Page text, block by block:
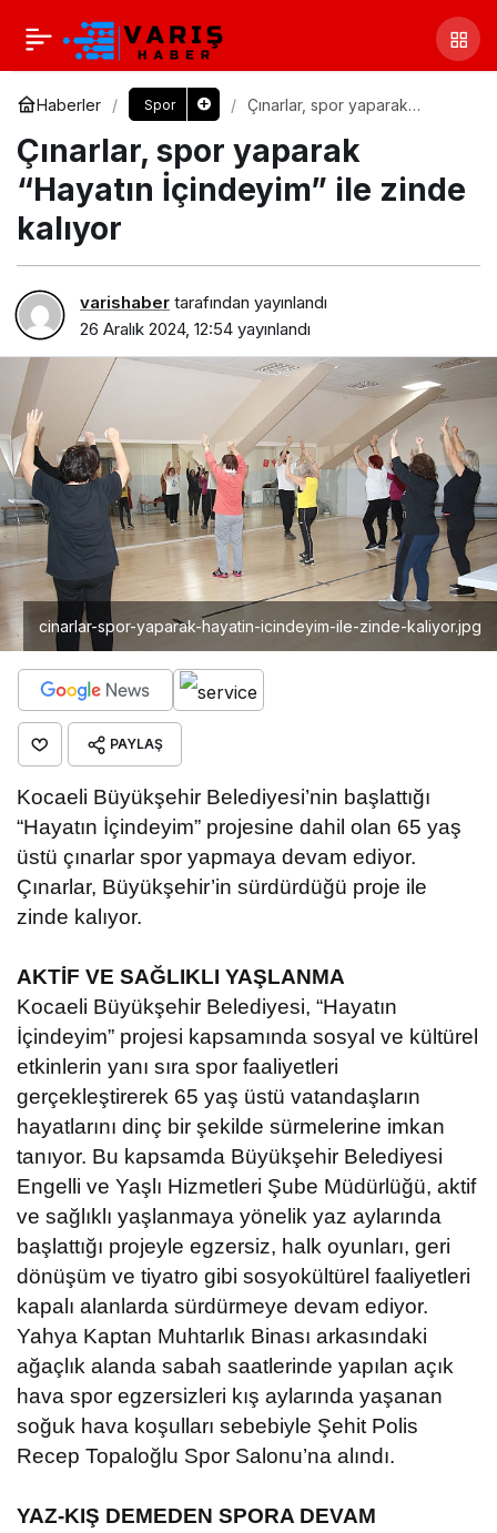
Haberler Spor
Çınarlar, spor yaparak
kalıyor
Çınarlar, spor yaparak
“Hayatın İçindeyim” ile zinde
kalıyor
varishaber tarafından yayınlandı
26 Aralık 2024, 12:54 yayınlandı
cinarlar-spor-yaparak-hayatin-icindeyim-ile-zinde-kaliyor.jpg
PAYLAŞ
Kocaeli Büyükşehir Belediyesi’nin başlattığı
“Hayatın İçindeyim” projesine dahil olan 65 yaş
üstü çınarlar spor yapmaya devam ediyor.
Çınarlar, Büyükşehir’in sürdürdüğü proje ile
zinde kalıyor.
AKTİF VE SAĞLIKLI YAŞLANMA
Kocaeli Büyükşehir Belediyesi, “Hayatın
İçindeyim” projesi kapsamında sosyal ve kültürel
etkinlerin yanı sıra spor faaliyetleri
gerçekleştirerek 65 yaş üstü vatandaşların
hayatlarını dinç bir şekilde sürmelerine imkan
tanıyor. Bu kapsamda Büyükşehir Belediyesi
Engelli ve Yaşlı Hizmetleri Şube Müdürlüğü, aktif
ve sağlıklı yaşlanmaya yönelik yaz aylarında
başlattığı projeyle egzersiz, halk oyunları, geri
dönüşüm ve tiyatro gibi sosyokültürel faaliyetleri
kapalı alanlarda sürdürmeye devam ediyor.
Yahya Kaptan Muhtarlık Binası arkasındaki
ağaçlık alanda sabah saatlerinde yapılan açık
hava spor egzersizleri kış aylarında yaşanan
soğuk hava koşulları sebebiyle Şehit Polis
Recep Topaloğlu Spor Salonu’na alındı.
YAZ-KIŞ DEMEDEN SPORA DEVAM